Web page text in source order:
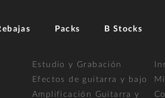
Packs B Stocks
Estudio y Grabación
Efectos de guitarra y bajo
Amplificación Guitarra y